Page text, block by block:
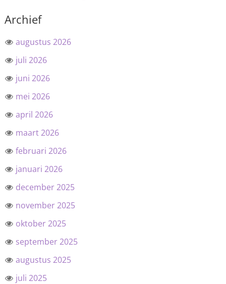
Archief
augustus 2026
juli 2026
juni 2026
mei 2026
april 2026
maart 2026
februari 2026
januari 2026
december 2025
november 2025
oktober 2025
september 2025
augustus 2025
juli 2025